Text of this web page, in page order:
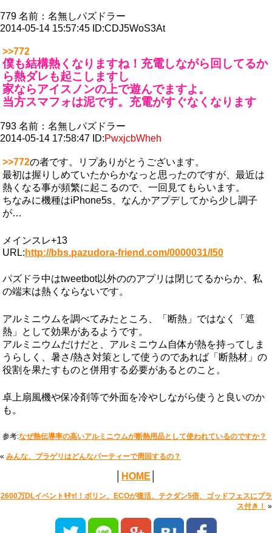
779 名前： 名無しパズドラー
2014-05-14 15:57:45 ID:CDJ5WoS3At
>>772
僕も結構熱くなりますね！充電しながら回してるか
ら熱ダレも起こしますし
家ならアイスノンの上で遊んでますよ。
当方スマフォは泥です。充電がすぐなくなります
793 名前： 名無しパズドラー
2014-05-14 17:58:47 ID:PwxjcbWheh
>>772の者です。リプありがとうございます。
最初は握りしめていたからかなっと思ったのですが、最近は
熱くなる事が頻繁に起こるので、一回見てもらいます。
ちなみに機種はiPhone5s、なんかアプデしてから少し調子
が…
メインスレ+13
URL: http://bbs.pazudora-friend.com/0000031/l50
パズドラ中はtweetbot以外ののアプリは閉じてるからか、私
の端末は熱くならないです。
アルミニウムを調べてみたところ、「断熱」ではなく「遮
熱」として効果があるようです。
アルミニウムだけだと、アルミニウム自体が熱を持ってしま
うらしく、暑さ/熱さ対策として使うのであれば「断熱材」の
役割を果たすものと併用する必要があるとのこと。
卓上扇風機や保冷剤等で外面を冷やしながら使うと良いのか
も。
参考:なぜ熱伝導率の高いアルミニウムが断熱用品として使われているのですか？
« みんな、プラゲリはどんなパーティーで周回するの？
HOME
2600万DLイベントｷﾀｯ!！ポリン、ECOが復活、テクダン5倍、ゴッドフェスにプラ
ス付き！ »